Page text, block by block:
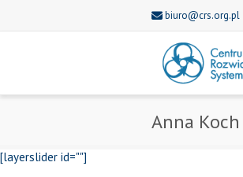
biuro@crs.org.pl
Anna Koch
[layerslider id=""]